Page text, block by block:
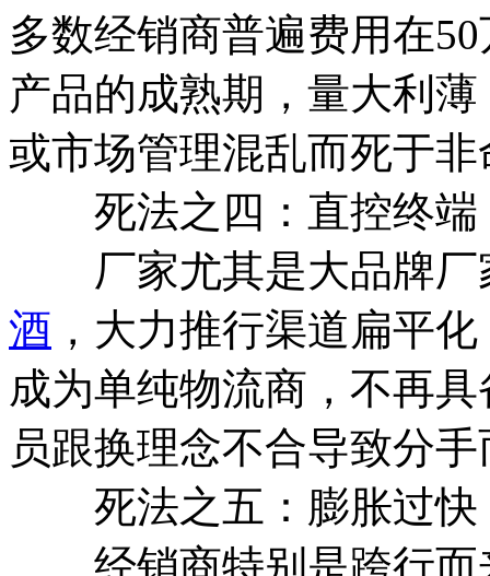
多数经销商普遍费用在
产品的成熟期，量大利
或市场管理混乱而死于
死法之四：直控终端
厂家尤其是大品牌厂
酒 ，大力推行渠道扁平
成为单纯物流商，不再
员跟换理念不合导致分
死法之五：膨胀过快
经销商特别是跨行而